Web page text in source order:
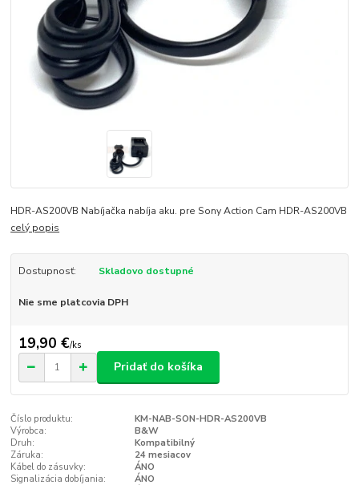
HDR-AS200VB Nabíjačka nabíja aku. pre Sony Action Cam HDR-AS200VB
celý popis
Dostupnosť: Skladovo dostupné
Nie sme platcovia DPH
19,90 €/ks
Pridať do košíka
Číslo produktu:
KM-NAB-SON-HDR-AS200VB
Výrobca:
B&W
Druh:
Kompatibilný
Záruka:
24 mesiacov
Kábel do zásuvky:
ÁNO
Signalizácia dobíjania:
ÁNO